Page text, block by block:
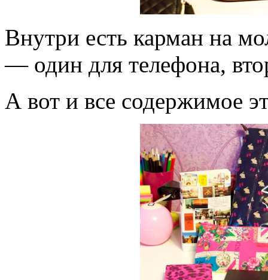
Внутри есть карман на
— один для телефона,
А вот и все содержимое